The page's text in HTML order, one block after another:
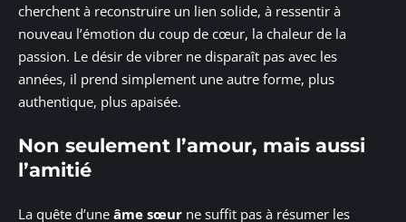
cherchent à reconstruire un lien solide, à ressentir à
nouveau l’émotion du coup de cœur, la chaleur de la
passion. Le désir de vibrer ne disparaît pas avec les
années, il prend simplement une autre forme, plus
authentique, plus apaisée.
Non seulement l’amour, mais aussi
l’amitié
La quête d’une âme sœur ne suffit pas à résumer les